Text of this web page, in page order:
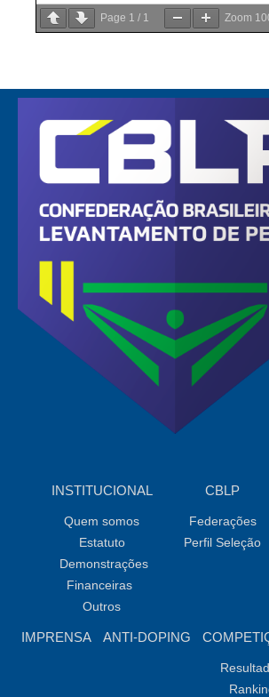
Page 1 / 1 Zoom
INSTITUCIONAL
Quem somos
Estatuto
Demonstrações
Financeiras
Outros
CBLP
Federações
Perfil Seleção
IMPRENSA ANTI-DOPING